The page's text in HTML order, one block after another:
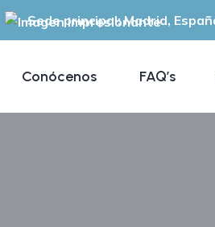
Sede principal: Madrid,
Conócenos FAQ’s